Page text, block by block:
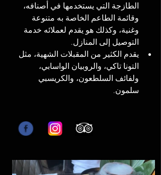
الطازجة التي يستخدمها في أصنافه،
وقائمة الطاعم الخاصة به متنوعة
وغنية، وكذلك هو يقدم لعملائه خدمة
التوصيل إلى المنازل.
يقدم الكثير من المقبلات الشهية، مثل
التونا تاكي، والروبيان الواسابي،
ولفائف السلطعون، والكريسبي
سلمون.